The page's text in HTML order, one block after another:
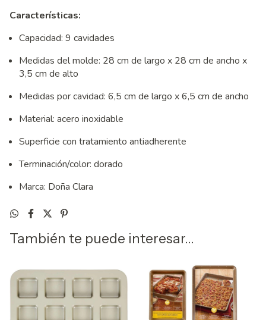
Características:
Capacidad: 9 cavidades
Medidas del molde: 28 cm de largo x 28 cm de ancho x
3,5 cm de alto
Medidas por cavidad: 6,5 cm de largo x 6,5 cm de ancho
Material: acero inoxidable
Superficie con tratamiento antiadherente
Terminación/color: dorado
Marca: Doña Clara
También te puede interesar...